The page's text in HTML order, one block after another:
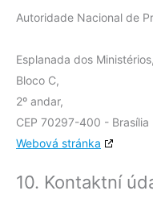
Autoridade Nacional de
Esplanada dos Ministérios,
Bloco C,
2º andar,
CEP 70297-400 - Brasília
Webová stránka
10. Kontaktní